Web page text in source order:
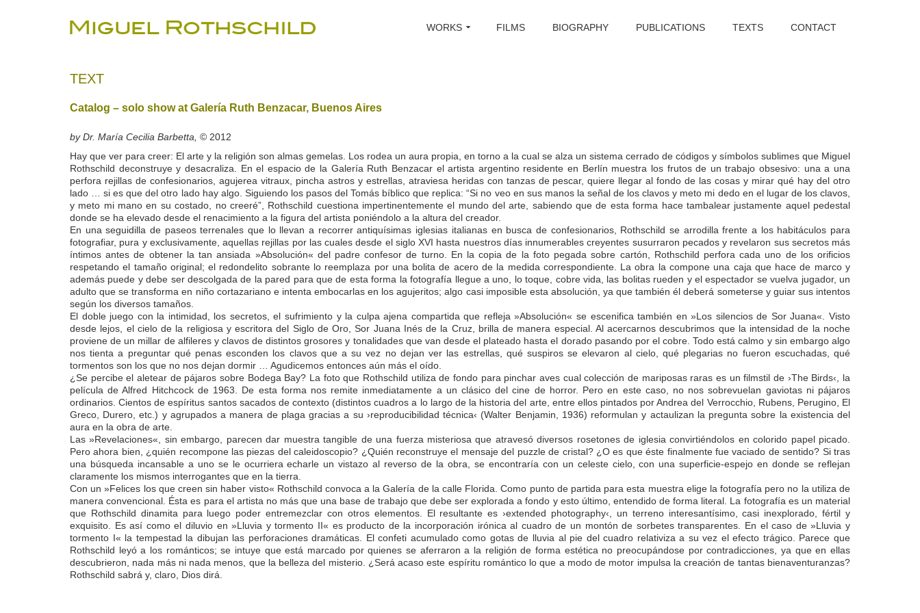
WORKS FILMS BIOGRAPHY PUBLICATIONS TEXTS CONTACT
TEXT
Catalog – solo show at Galería Ruth Benzacar, Buenos Aires
by Dr. María Cecilia Barbetta, © 2012
Hay que ver para creer: El arte y la religión son almas gemelas. Los rodea un aura propia, en torno a la cual se alza un sistema cerrado de códigos y símbolos sublimes que Miguel
Rothschild deconstruye y desacraliza. En el espacio de la Galería Ruth Benzacar el artista argentino residente en Berlín muestra los frutos de un trabajo obsesivo: una a una
perfora rejillas de confesionarios, agujerea vitraux, pincha astros y estrellas, atraviesa heridas con tanzas de pescar, quiere llegar al fondo de las cosas y mirar qué hay del otro
lado … si es que del otro lado hay algo. Siguiendo los pasos del Tomás bíblico que replica: “Si no veo en sus manos la señal de los clavos y meto mi dedo en el lugar de los clavos,
y meto mi mano en su costado, no creeré”, Rothschild cuestiona impertinentemente el mundo del arte, sabiendo que de esta forma hace tambalear justamente aquel pedestal
donde se ha elevado desde el renacimiento a la figura del artista poniéndolo a la altura del creador.
En una seguidilla de paseos terrenales que lo llevan a recorrer antiquísimas iglesias italianas en busca de confesionarios, Rothschild se arrodilla frente a los habitáculos para
fotografiar, pura y exclusivamente, aquellas rejillas por las cuales desde el siglo XVI hasta nuestros días innumerables creyentes susurraron pecados y revelaron sus secretos más
íntimos antes de obtener la tan ansiada »Absolución« del padre confesor de turno. En la copia de la foto pegada sobre cartón, Rothschild perfora cada uno de los orificios
respetando el tamaño original; el redondelito sobrante lo reemplaza por una bolita de acero de la medida correspondiente. La obra la compone una caja que hace de marco y
además puede y debe ser descolgada de la pared para que de esta forma la fotografía llegue a uno, lo toque, cobre vida, las bolitas rueden y el espectador se vuelva jugador, un
adulto que se transforma en niño cortazariano e intenta embocarlas en los agujeritos; algo casi imposible esta absolución, ya que también él deberá someterse y guiar sus intentos
según los diversos tamaños.
El doble juego con la intimidad, los secretos, el sufrimiento y la culpa ajena compartida que refleja »Absolución« se escenifica también en »Los silencios de Sor Juana«. Visto
desde lejos, el cielo de la religiosa y escritora del Siglo de Oro, Sor Juana Inés de la Cruz, brilla de manera especial. Al acercarnos descubrimos que la intensidad de la noche
proviene de un millar de alfileres y clavos de distintos grosores y tonalidades que van desde el plateado hasta el dorado pasando por el cobre. Todo está calmo y sin embargo algo
nos tienta a preguntar qué penas esconden los clavos que a su vez no dejan ver las estrellas, qué suspiros se elevaron al cielo, qué plegarias no fueron escuchadas, qué
tormentos son los que no nos dejan dormir … Agudicemos entonces aún más el oído.
¿Se percibe el aletear de pájaros sobre Bodega Bay? La foto que Rothschild utiliza de fondo para pinchar aves cual colección de mariposas raras es un filmstil de ›The Birds‹, la
película de Alfred Hitchcock de 1963. De esta forma nos remite inmediatamente a un clásico del cine de horror. Pero en este caso, no nos sobrevuelan gaviotas ni pájaros
ordinarios. Cientos de espíritus santos sacados de contexto (distintos cuadros a lo largo de la historia del arte, entre ellos pintados por Andrea del Verrocchio, Rubens, Perugino, El
Greco, Durero, etc.) y agrupados a manera de plaga gracias a su ›reproducibilidad técnica‹ (Walter Benjamin, 1936) reformulan y actaulizan la pregunta sobre la existencia del
aura en la obra de arte.
Las »Revelaciones«, sin embargo, parecen dar muestra tangible de una fuerza misteriosa que atravesó diversos rosetones de iglesia convirtiéndolos en colorido papel picado.
Pero ahora bien, ¿quién recompone las piezas del caleidoscopio? ¿Quién reconstruye el mensaje del puzzle de cristal? ¿O es que éste finalmente fue vaciado de sentido? Si tras
una búsqueda incansable a uno se le ocurriera echarle un vistazo al reverso de la obra, se encontraría con un celeste cielo, con una superficie-espejo en donde se reflejan
claramente los mismos interrogantes que en la tierra.
Con un »Felices los que creen sin haber visto« Rothschild convoca a la Galería de la calle Florida. Como punto de partida para esta muestra elige la fotografía pero no la utiliza de
manera convencional. Ésta es para el artista no más que una base de trabajo que debe ser explorada a fondo y esto último, entendido de forma literal. La fotografía es un material
que Rothschild dinamita para luego poder entremezclar con otros elementos. El resultante es ›extended photography‹, un terreno interesantísimo, casi inexplorado, fértil y
exquisito. Es así como el diluvio en »Lluvia y tormento II« es producto de la incorporación irónica al cuadro de un montón de sorbetes transparentes. En el caso de »Lluvia y
tormento I« la tempestad la dibujan las perforaciones dramáticas. El confeti acumulado como gotas de lluvia al pie del cuadro relativiza a su vez el efecto trágico. Parece que
Rothschild leyó a los románticos; se intuye que está marcado por quienes se aferraron a la religión de forma estética no preocupándose por contradicciones, ya que en ellas
descubrieron, nada más ni nada menos, que la belleza del misterio. ¿Será acaso este espíritu romántico lo que a modo de motor impulsa la creación de tantas bienaventuranzas?
Rothschild sabrá y, claro, Dios dirá.